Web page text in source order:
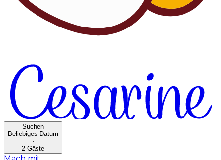
Suchen
Beliebiges Datum
·
2 Gäste